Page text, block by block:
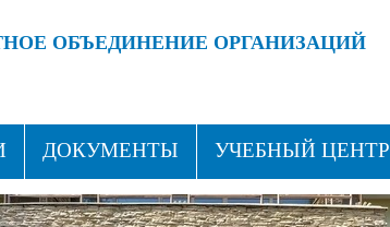
ОБЪЕДИНЕНИЕ ОРГАНИЗАЦИЙ
ДОКУМЕНТЫ УЧЕБНЫЙ ЦЕНТР